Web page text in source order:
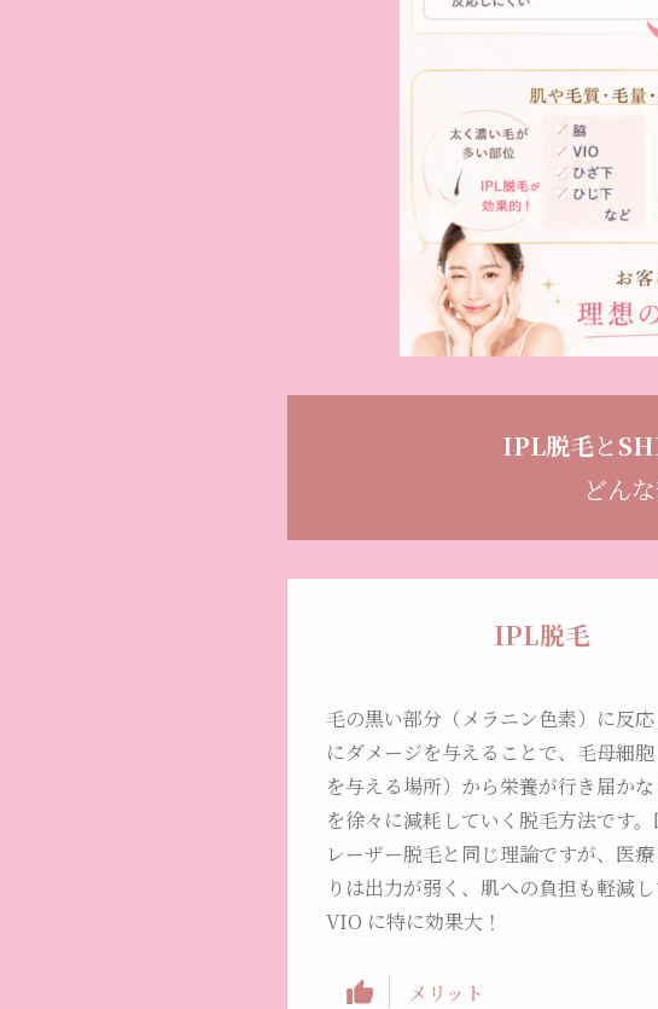
IPL脱毛と
どん
IPL脱毛
毛の黒い部分（メラニン色素）に反
にダメージを与えることで、毛母細
を与える場所）から栄養が行き届か
を徐々に減耗していく脱毛方法です
レーザー脱毛と同じ理論ですが、医
りは出力が弱く、肌への負担も軽減
VIO に特に効果大！
メリット